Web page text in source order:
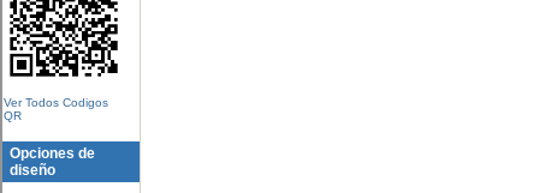
Ver Todos Codigos
QR
Opciones de
diseño